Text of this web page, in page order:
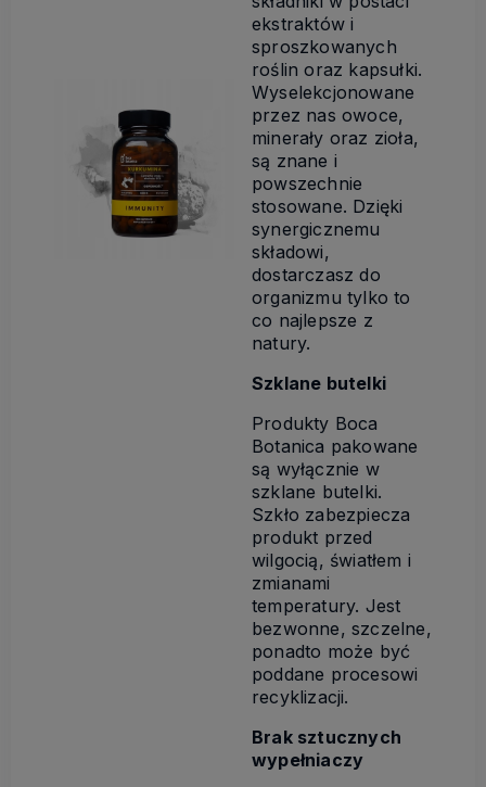
ekstraktów i
sproszkowanych
roślin oraz kapsułki.
Wyselekcjonowane
przez nas owoce,
minerały oraz zioła,
są znane i
powszechnie
stosowane. Dzięki
synergicznemu
składowi,
dostarczasz do
organizmu tylko to
co najlepsze z
natury.
Szklane butelki
Produkty Boca
Botanica pakowane
są wyłącznie w
szklane butelki.
Szkło zabezpiecza
produkt przed
wilgocią, światłem i
zmianami
temperatury. Jest
bezwonne, szczelne,
ponadto może być
poddane procesowi
recyklizacji.
Brak sztucznych
wypełniaczy